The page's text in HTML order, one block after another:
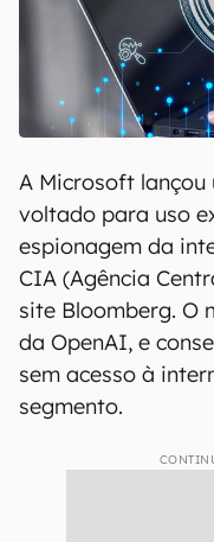
A Microsoft lançou
voltado para uso
espionagem da
CIA (Agência
site Bloomberg. O
da OpenAI, e
sem acesso à
segmento.